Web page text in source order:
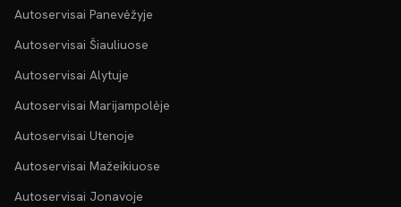
Autoservisai Panevėžyje
Autoservisai Šiauliuose
Autoservisai Alytuje
Autoservisai Marijampolėje
Autoservisai Utenoje
Autoservisai Mažeikiuose
Autoservisai Jonavoje